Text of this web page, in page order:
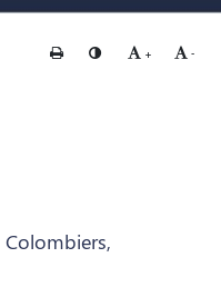
Imprimer Changer le contraste
+ Agrandir le
-